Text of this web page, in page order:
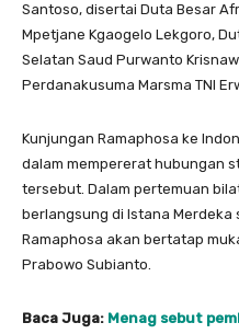
Santoso, disertai Duta Besar
Mpetjane Kgaogelo Lekgoro,
Selatan Saud Purwanto
Perdanakusuma Marsma TNI
Kunjungan Ramaphosa ke
dalam mempererat hubungan
tersebut. Dalam pertemuan
berlangsung di Istana Merdeka
Ramaphosa akan bertatap
Prabowo Subianto.
Baca Juga: Menag sebut